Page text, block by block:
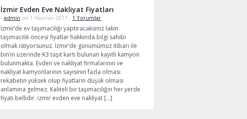
İzmir Evden Eve Nakliyat Fiyatları
- admin on 1 Haziran 2017 - 1 Yorumlar
İzmir’de ev taşımacılığı yaptıracaksınız lakin
taşımacılık öncesi fiyatlar hakkında bilgi sahibi
olmak istiyorsunuz. İzmir’de günümümüz itibarı ile
bin’in üzerinde K3 taşıt kartı bulunan kayıtlı kamyon
bulunmakta. Evden ve nakliyat firmalarının ve
nakliyat kamyonlarının sayısının fazla olması
rekabetin yüksek olup fiyatların düşük olması
anlamına gelmez. Kaliteli bir taşımacılığın her yerde
fiyatı bellidir. izmir evden eve nakliyat […]